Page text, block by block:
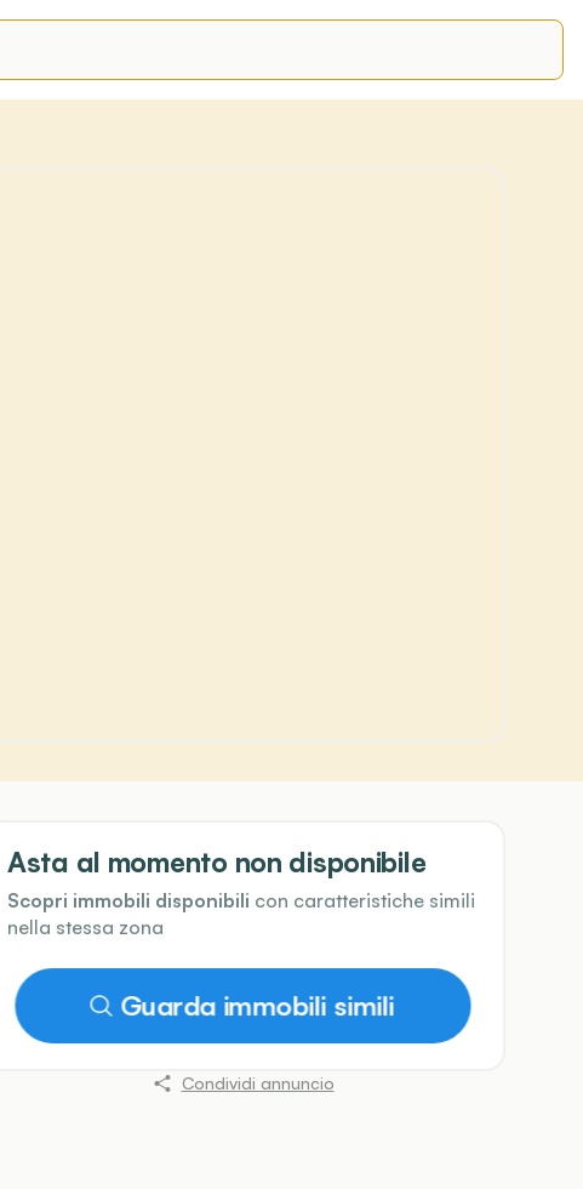
Asta al momento non disponibile
Scopri immobili disponibili con caratteristiche simili
nella stessa zona
Guarda immobili simili
Condividi annuncio